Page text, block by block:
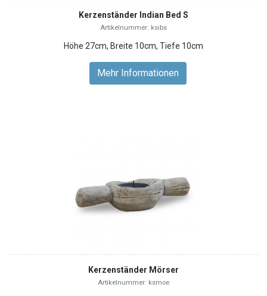
Kerzenständer Indian Bed S
Artikelnummer: ksibs
Höhe 27cm, Breite 10cm, Tiefe 10cm
Mehr Informationen
Kerzenständer Mörser
Artikelnummer: ksmoe